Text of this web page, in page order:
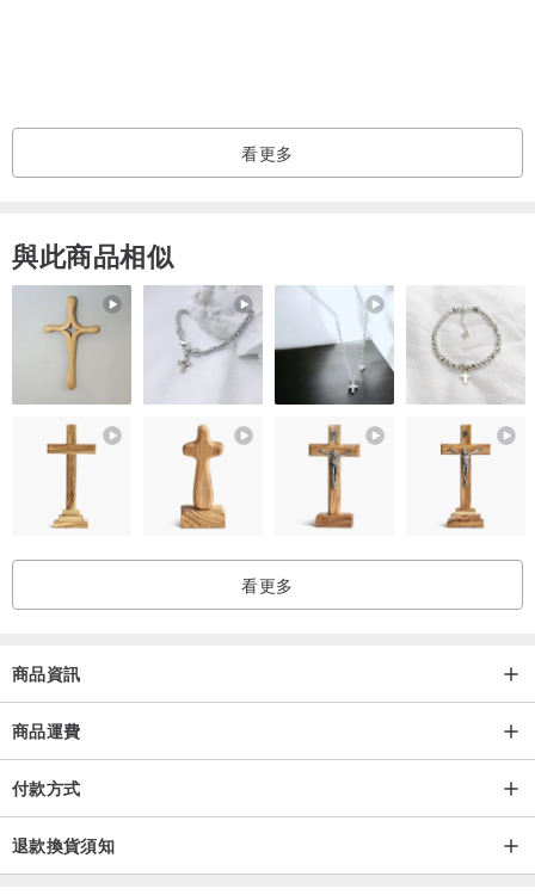
看更多
與此商品相似
看更多
商品資訊
商品運費
付款方式
退款換貨須知